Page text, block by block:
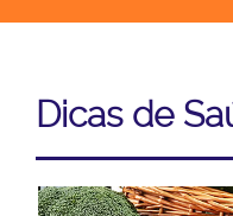
Dicas de